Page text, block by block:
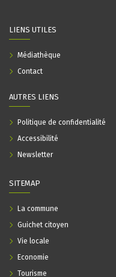
SITEMAP
La commune
Guichet citoyen
Vie locale
Economie
Tourisme
LIENS UTILES
Médiathèque
Contact
AUTRES LIENS
Politique de confidentialité
Accessibilité
Newsletter